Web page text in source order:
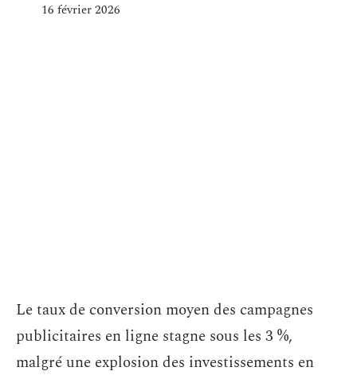
16 février 2026
Le taux de conversion moyen des campagnes
publicitaires en ligne stagne sous les 3 %,
malgré une explosion des investissements en